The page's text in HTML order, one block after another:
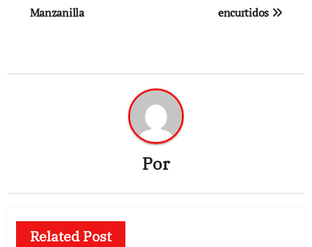
Manzanilla
encurtidos
Por
Related Post